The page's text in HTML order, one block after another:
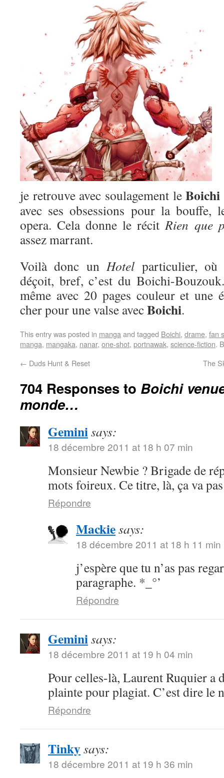
je retrouve avec soulagement leBoichi
avec ses obsessions pour la bouffe,
opera. Cela donne le récitRien que
assez marrant.
Voilà donc unHotel particulier,
déçoit, bref, c’est du Boichi-
même avec 20 pages couleur et une
cher pour une valse avecBoichi.
This entry was posted in manga and tagged Boichi, drame, fan
manga, mangaka, nanar, one-shot, portnawak, science-fiction.
← Duds Hunt & Reset The
704 Responses to Boichi
monde…
Geminisays:
18 décembre 2011 at 18 h 07 min
Monsieur Newbie ? Brigade de
mots foireux. Ce titre, là, ça va
Répondre
Mackiesays:
18 décembre 2011 at 18 h 11 min
j’espère que tu n’as pas
paragraphe. *_°’
Répondre
Geminisays:
18 décembre 2011 at 19 h 04 min
Pour celles-là, Laurent Ruquier a
plainte pour plagiat. C’est dire le
Répondre
Tinkysays:
18 décembre 2011 at 19 h 36 min